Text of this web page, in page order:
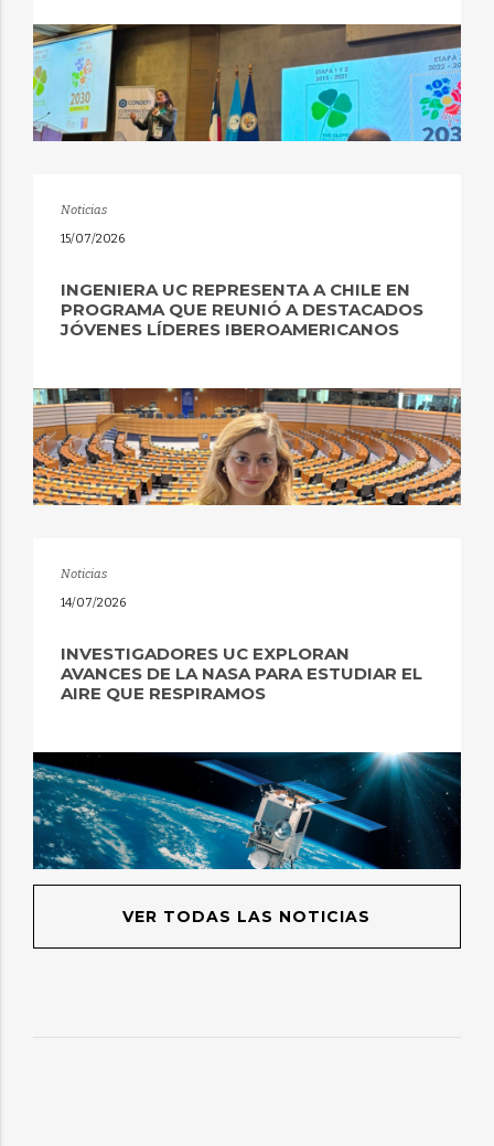
Noticias
15/07/2026
INGENIERA UC REPRESENTA A CHILE EN
PROGRAMA QUE REUNIÓ A DESTACADOS
JÓVENES LÍDERES IBEROAMERICANOS
Noticias
14/07/2026
INVESTIGADORES UC EXPLORAN
AVANCES DE LA NASA PARA ESTUDIAR EL
AIRE QUE RESPIRAMOS
VER TODAS LAS NOTICIAS